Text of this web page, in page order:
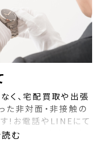
く、宅配買取や出張
た非対面・非接触の
!お電話やLINEにて
ます！また無料の宅